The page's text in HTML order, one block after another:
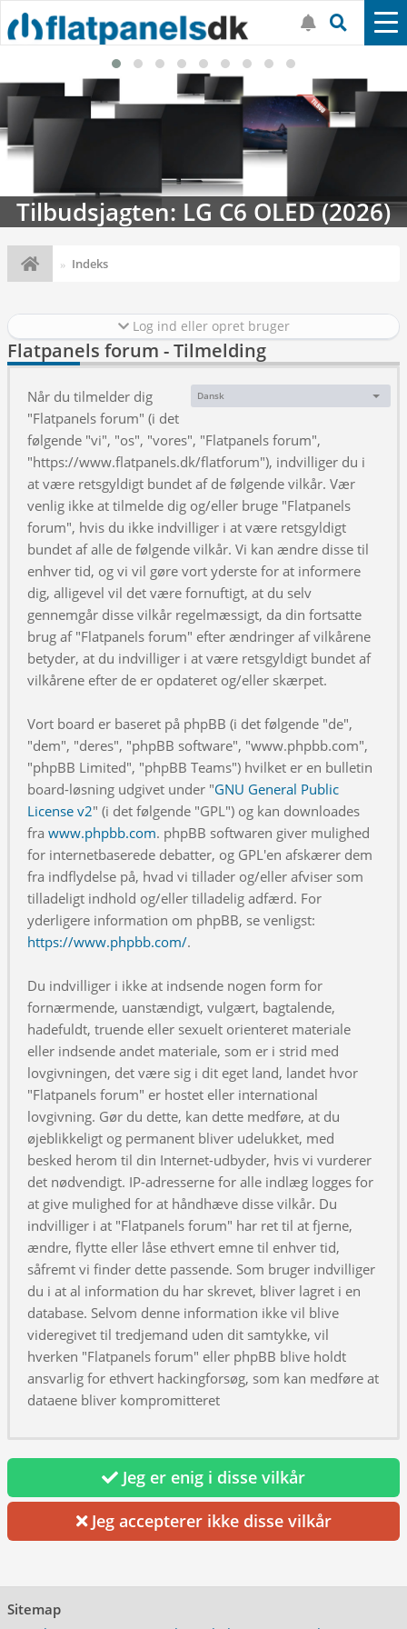
Tilbudsjagten: LG C6 OLED (2026)
Indeks
Log ind eller opret bruger
Flatpanels forum - Tilmelding
Sprog:
Dansk
Når du tilmelder dig
"Flatpanels forum" (i det
følgende "vi", "os", "vores", "Flatpanels forum",
"https://www.flatpanels.dk/flatforum"), indvilliger du i
at være retsgyldigt bundet af de følgende vilkår. Vær
venlig ikke at tilmelde dig og/eller bruge "Flatpanels
forum", hvis du ikke indvilliger i at være retsgyldigt
bundet af alle de følgende vilkår. Vi kan ændre disse til
enhver tid, og vi vil gøre vort yderste for at informere
dig, alligevel vil det være fornuftigt, at du selv
gennemgår disse vilkår regelmæssigt, da din fortsatte
brug af "Flatpanels forum" efter ændringer af vilkårene
betyder, at du indvilliger i at være retsgyldigt bundet af
vilkårene efter de er opdateret og/eller skærpet.
Vort board er baseret på phpBB (i det følgende "de",
"dem", "deres", "phpBB software", "www.phpbb.com",
"phpBB Limited", "phpBB Teams") hvilket er en bulletin
board-løsning udgivet under "GNU General Public
License v2" (i det følgende "GPL") og kan downloades
fra www.phpbb.com. phpBB softwaren giver mulighed
for internetbaserede debatter, og GPL'en afskærer dem
fra indflydelse på, hvad vi tillader og/eller afviser som
tilladeligt indhold og/eller tilladelig adfærd. For
yderligere information om phpBB, se venligst:
https://www.phpbb.com/.
Du indvilliger i ikke at indsende nogen form for
fornærmende, uanstændigt, vulgært, bagtalende,
hadefuldt, truende eller sexuelt orienteret materiale
eller indsende andet materiale, som er i strid med
lovgivningen, det være sig i dit eget land, landet hvor
"Flatpanels forum" er hostet eller international
lovgivning. Gør du dette, kan dette medføre, at du
øjeblikkeligt og permanent bliver udelukket, med
besked herom til din Internet-udbyder, hvis vi vurderer
det nødvendigt. IP-adresserne for alle indlæg logges for
at give mulighed for at håndhæve disse vilkår. Du
indvilliger i at "Flatpanels forum" har ret til at fjerne,
ændre, flytte eller låse ethvert emne til enhver tid,
såfremt vi finder dette passende. Som bruger indvilliger
du i at al information du har skrevet, bliver lagret i en
database. Selvom denne information ikke vil blive
videregivet til tredjemand uden dit samtykke, vil
hverken "Flatpanels forum" eller phpBB blive holdt
ansvarlig for ethvert hackingforsøg, som kan medføre at
dataene bliver kompromitteret
Jeg er enig i disse vilkår
Jeg accepterer ikke disse vilkår
Sitemap